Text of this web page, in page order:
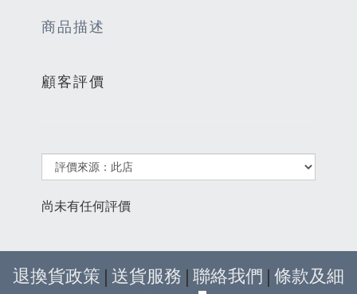
商品描述
顧客評價
尚未有任何評價
退換貨政策 | 送貨服務 | 聯絡我們 | 條款及細